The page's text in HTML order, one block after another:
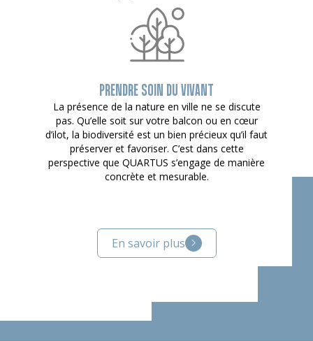
PRENDRE SOIN DU VIVANT
La présence de la nature en ville ne se discute
pas. Qu’elle soit sur votre balcon ou en cœur
d’ilot, la biodiversité est un bien précieux qu’il faut
préserver et favoriser. C’est dans cette
perspective que QUARTUS s’engage de manière
concrète et mesurable.
En savoir plus